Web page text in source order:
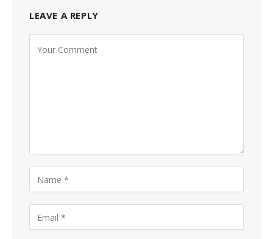
LEAVE A REPLY